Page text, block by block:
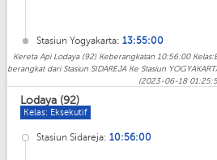
Stasiun Yogyakarta: 13:55:00
Kereta Api Lodaya (92) Keberangkatan 10:56:00
berangkat dari Stasiun SIDAREJA Ke Stasiun
(2023-06-18
Lodaya (92)
Kelas: Eksekutif
Stasiun Sidareja: 10:56:00